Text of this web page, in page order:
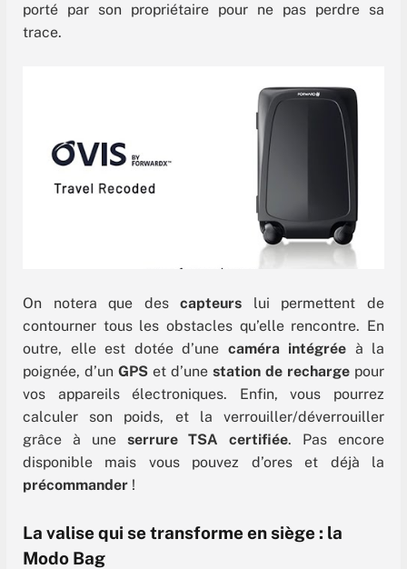
porté par son propriétaire pour ne pas perdre sa
trace.
On notera que descapteurs lui permettent de
contourner tous les obstacles qu’elle rencontre. En
outre, elle est dotée d’une caméra intégrée à la
poignée, d’un GPS et d’une station de recharge pour
vos appareils électroniques. Enfin, vous pourrez
calculer son poids, et la verrouiller/déverrouiller
grâce à une serrure TSA certifiée. Pas encore
disponible mais vous pouvez d’ores et déjà la
précommander !
La valise qui se transforme en siège : la
Modo Bag